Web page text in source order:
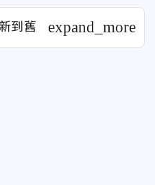
到舊 expand_more